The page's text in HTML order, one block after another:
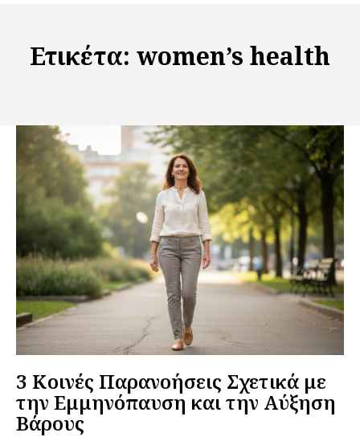
Ετικέτα: women’s health
3 Κοινές Παρανοήσεις Σχετικά με
την Εμμηνόπαυση και την Αύξηση
Βάρους